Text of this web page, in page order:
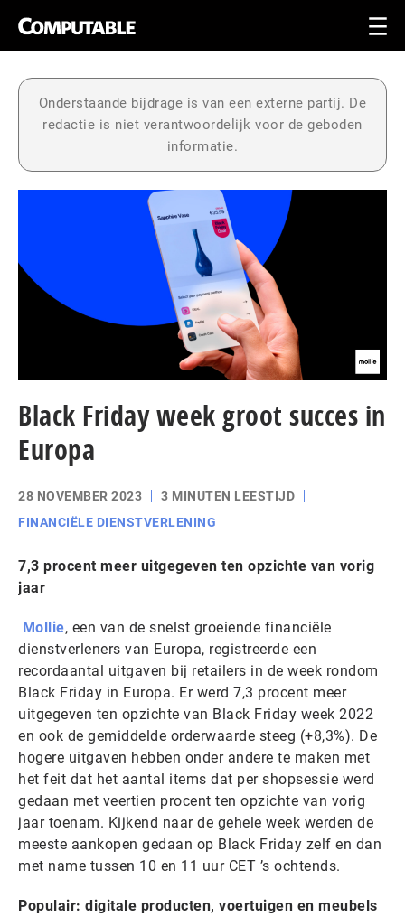
Onderstaande bijdrage is van een externe partij. De
redactie is niet verantwoordelijk voor de geboden
informatie.
Black Friday week groot succes in
Europa
28 NOVEMBER 2023
3 MINUTEN LEESTIJD
FINANCIËLE DIENSTVERLENING
7,3 procent meer uitgegeven ten opzichte van vorig
jaar
Mollie, een van de snelst groeiende financiële
dienstverleners van Europa, registreerde een
recordaantal uitgaven bij retailers in de week rondom
Black Friday in Europa. Er werd 7,3 procent meer
uitgegeven ten opzichte van Black Friday week 2022
en ook de gemiddelde orderwaarde steeg (+8,3%). De
hogere uitgaven hebben onder andere te maken met
het feit dat het aantal items dat per shopsessie werd
gedaan met veertien procent ten opzichte van vorig
jaar toenam. Kijkend naar de gehele week werden de
meeste aankopen gedaan op Black Friday zelf en dan
met name tussen 10 en 11 uur CET ’s ochtends.
Populair: digitale producten, voertuigen en meubels